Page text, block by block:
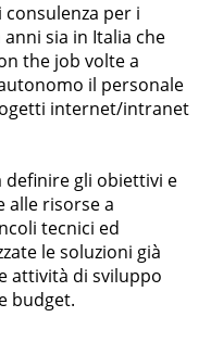
per i
sia in Italia che
the job volte a
il personale
internet/intranet
definire gli obiettivi e
alle risorse a
tecnici ed
le soluzioni già
attività di sviluppo
budget.